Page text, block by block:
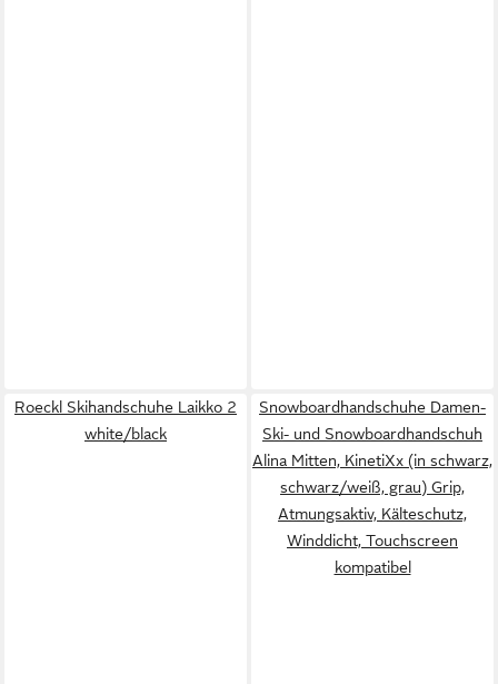
Roeckl Skihandschuhe Laikko 2
white/black
Snowboardhandschuhe Damen-
Ski- und Snowboardhandschuh
Alina Mitten, KinetiXx (in schwarz,
schwarz/weiß, grau) Grip,
Atmungsaktiv, Kälteschutz,
Winddicht, Touchscreen
kompatibel